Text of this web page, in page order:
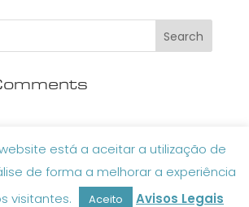
by Cristina Dias
está a aceitar a utilização de
de forma a melhorar a experiência
visitantes.
Aceito Avisos Legais